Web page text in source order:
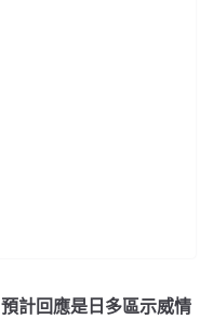
計回應是日多區示威情